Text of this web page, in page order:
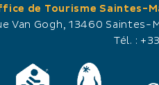
de Tourisme Saintes-
Van Gogh, 13460
Tél. :